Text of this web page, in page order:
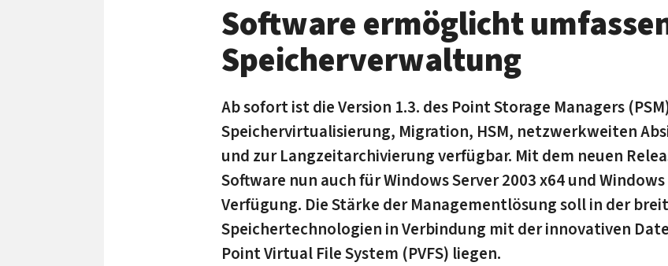
Software ermöglicht
Speicherverwaltung
Ab sofort ist die Version 1.3. des Point Storage Managers
Speichervirtualisierung, Migration, HSM, netzwerkweiten
und zur Langzeitarchivierung verfügbar. Mit dem neuen
Software nun auch für Windows Server 2003 x64 und
Verfügung. Die Stärke der Managementlösung soll in der
Speichertechnologien in Verbindung mit der innovativen
Point Virtual File System (PVFS) liegen.